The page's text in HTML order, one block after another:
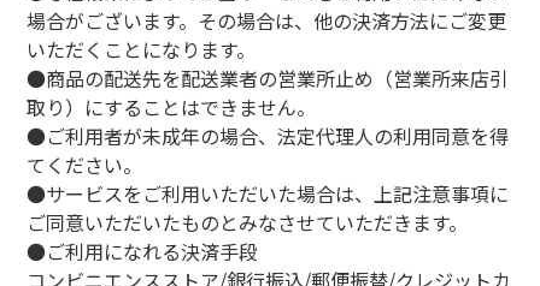
場合がございます。その場合は、他の決済方法にご変更
いただくことになります。
●商品の配送先を配送業者の営業所止め（営業所来店引
取り）にすることはできません。
●ご利用者が未成年の場合、法定代理人の利用同意を得
てください。
●サービスをご利用いただいた場合は、上記注意事項に
ご同意いただいたものとみなさせていただきます。
●ご利用になれる決済手段
コンビニエンスストア/銀行振込/郵便振替/クレジットカ